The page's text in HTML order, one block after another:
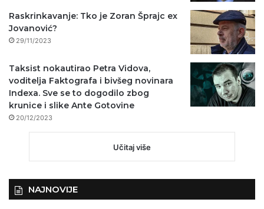
Raskrinkavanje: Tko je Zoran Šprajc ex
Jovanović?
29/11/2023
Taksist nokautirao Petra Vidova,
voditelja Faktografa i bivšeg novinara
Indexa. Sve se to dogodilo zbog
krunice i slike Ante Gotovine
20/12/2023
Učitaj više
NAJNOVIJE